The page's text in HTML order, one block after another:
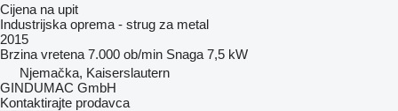
Cijena na upit
Industrijska oprema - strug za metal
2015
Brzina vretena 7.000 ob/min Snaga 7,5 kW
Njemačka, Kaiserslautern
GINDUMAC GmbH
Kontaktirajte prodavca